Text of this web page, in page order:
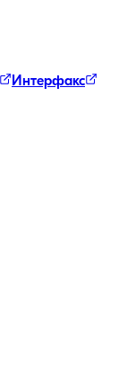
Интерфакс